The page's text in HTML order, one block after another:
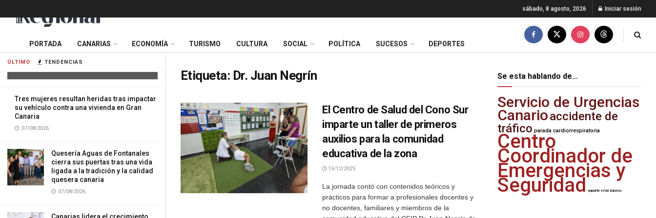
ÚLTIMO TENDENCIAS
Motorista fallecido en accidente de
Tres mujeres resultan heridas tras impactar
su vehículo contra una vivienda en Gran
Canaria
07/08/2026
Quesería Aguas de Fontanales
cierra sus puertas tras una vida
ligada a la tradición y la calidad
quesera canaria
07/08/2026
sábado, 8 agosto, 2026 Iniciar sesión
PORTADA CANARIAS ECONOMÍA TURISMO CULTURA SOCIAL POLÍTICA SUCESOS DEPORTES
Etiqueta: Dr. Juan Negrín
El Centro de Salud del Cono Sur
imparte un taller de primeros
auxilios para la comunidad
educativa de la zona
15/12/2025
La jornada contó con contenidos teóricos y
prácticos para formar a profesionales docentes y
no docentes, familiares y miembros de la
Se esta hablando de…
Servicio de Urgencias
Canarioaccidente de
tráfico parada cardiorrespiratoria
Centro
Coordinador de
Emergencias y
Seguridad soporte vital básico